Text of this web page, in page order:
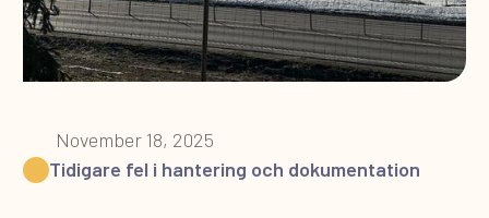
November 18, 2025
Tidigare fel i hantering och dokumentation